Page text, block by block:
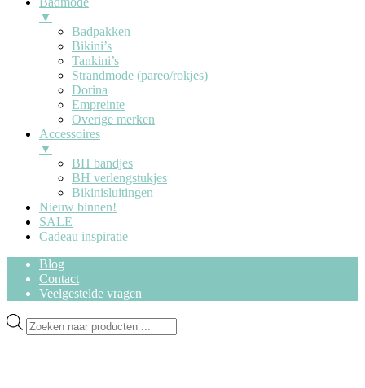
▼
Badpakken
Bikini’s
Tankini’s
Strandmode (pareo/rokjes)
Dorina
Empreinte
Overige merken
Accessoires
▼
BH bandjes
BH verlengstukjes
Bikinisluitingen
Nieuw binnen!
SALE
Cadeau inspiratie
Blog
Contact
Veelgestelde vragen
Ga
door
Ga
naar
Producten
zoeken